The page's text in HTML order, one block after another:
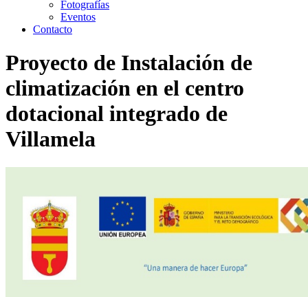
Fotografías
Eventos
Contacto
Proyecto de Instalación de
climatización en el centro
dotacional integrado de
Villamela